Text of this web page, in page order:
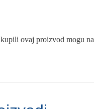
ovaj proizvod mogu